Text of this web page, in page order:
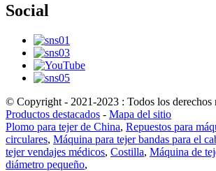
Social
© Copyright - 2021-2023 : Todos los derechos
Productos destacados - Mapa del sitio
Plomo para tejer de China, Repuestos para
circulares, Máquina para tejer bandas para el
tejer vendajes médicos, Costilla, Máquina de
diámetro pequeño,